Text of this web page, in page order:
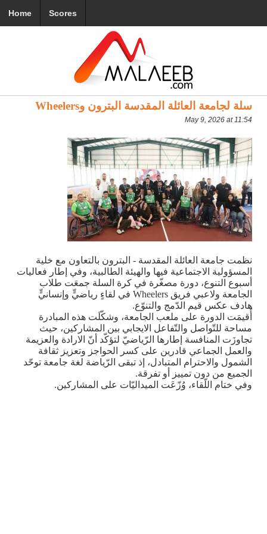
Home Scores
سلة لجامعة العائلة المقدسة البترون وWheelers
May 9, 2026 at 11:54
نظمت جامعة العائلة المقدسة - البترون بالتعاون مع خلية
المسؤولية الاجتماعية فيها والهيئة الطالبية، وفي إطار فعاليات
أسبوع التنوع، دورة مصغّرة في كرة السلة جمعَت طلاب
الجامعة ولاعبي فريق Wheelers في لقاءٍ رياضيٍّ وإنسانيٍّ
هادف عكس قيم الدّمج والتنوّع.
أُقيمَت الدورة على ملعب الجامعة، وشكّلَت هذه المبادرة
مساحة للتّواصل والتّفاعل الايجابي بين المشاركين، حيث
تجاوزَت المنافسة إطارها الرّياضيّ لتؤكّد أنّ الارادة والعزيمة
والعمل الجماعي قادرين على كسر الحواجز وتعزيز ثقافة
الشمول والاحترام المتبادل، إذ تبقى الرّياضة لغة جامعة توحّد
الجميع من دون تمييز أو تفرقة.
وفي ختام اللّقاء، وُزّعَت الميداليّات على المشاركين.